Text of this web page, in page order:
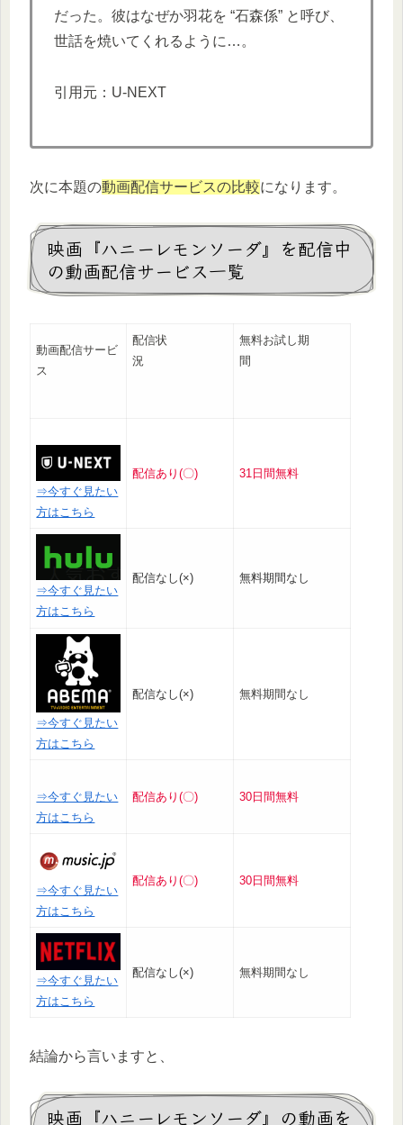
だった。彼はなぜか羽花を “石森係” と呼び、
世話を焼いてくれるように…。
引用元：U-NEXT
次に本題の動画配信サービスの比較になります。
映画『ハニーレモンソーダ』を配信中
の動画配信サービス一覧
動画配信サービ
ス
配信状
況
無料お試し期
間
⇒今すぐ見たい
方はこちら
配信あり(〇) 31日間無料
⇒今すぐ見たい
方はこちら
配信なし(×) 無料期間なし
⇒今すぐ見たい
方はこちら
配信なし(×) 無料期間なし
⇒今すぐ見たい
方はこちら
配信あり(〇) 30日間無料
⇒今すぐ見たい
方はこちら
配信あり(〇) 30日間無料
⇒今すぐ見たい
方はこちら
配信なし(×) 無料期間なし
結論から言いますと、
映画『ハニーレモンソーダ』の動画を